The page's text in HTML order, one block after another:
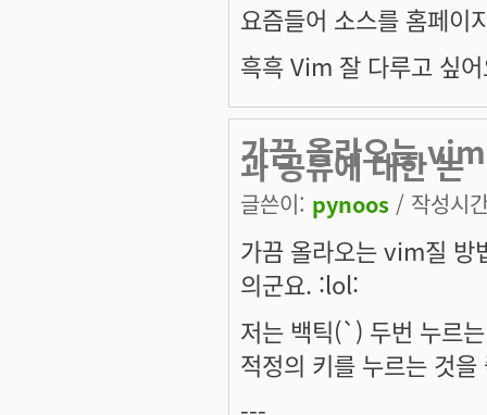
요즘들어 소스를 홈페이
흑흑 Vim 잘 다루고 싶
가끔 올라오는
과 공유에 대한 논
글쓴이: pynoos / 작성시
가끔 올라오는 vim질 방
의군요. :lol:
저는 백틱(`) 두번 누르
적정의 키를 누르는 것